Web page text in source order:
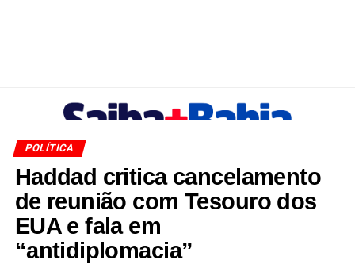
POLÍTICA
Haddad critica cancelamento
de reunião com Tesouro dos
EUA e fala em
“antidiplomacia”